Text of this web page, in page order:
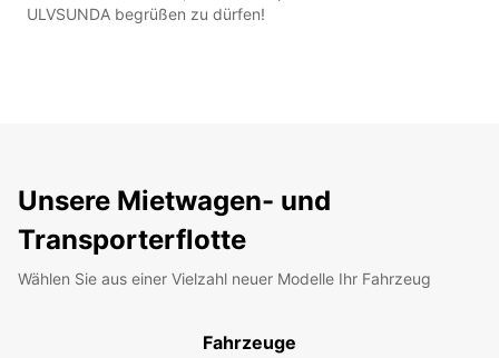
ULVSUNDA begrüßen zu dürfen!
Unsere Mietwagen- und
Transporterflotte
Wählen Sie aus einer Vielzahl neuer Modelle Ihr Fahrzeug
Fahrzeuge